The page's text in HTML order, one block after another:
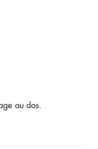
au dos.